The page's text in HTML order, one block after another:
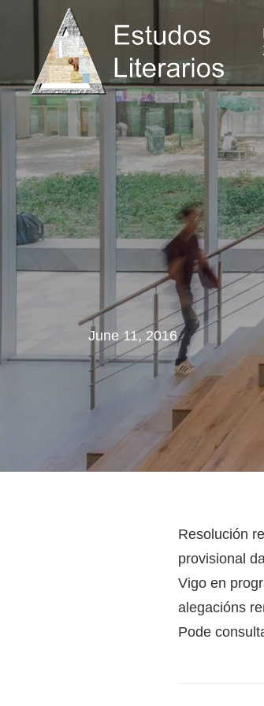
June 11, 2016
Resolución
provisional
Vigo en
alegacións
Pode